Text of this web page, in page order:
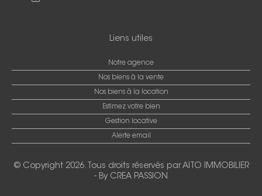
Liens utiles
Notre agence
Nos biens à la vente
Nos biens à la location
Estimez votre bien
Gestion locative
Alerte email
© Copyright 2026. Tous droits réservés parAITO IMMOBILIER
- By CREA PASSION